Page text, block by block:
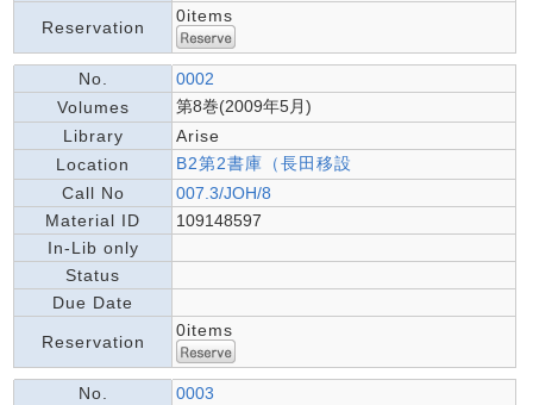
Reservation
0items
No.
0002
Volumes
第8巻(2009年5月)
Library
Arise
Location
B2第2書庫（長田移設
Call No
007.3/JOH/8
Material ID
109148597
In-Lib only
Status
Due Date
Reservation
0items
No.
0003